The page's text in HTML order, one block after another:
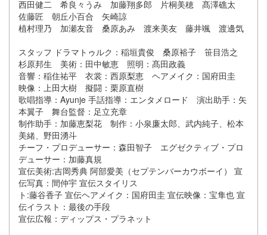
西田健二 希良々うみ 加藤翔多郎 片桐美穂 髙澤礁太
佐藤匠 朝丘小百合 矢崎諒
植村理乃 加瀬友音 桑原あみ 渡来美友 藤井颯 渡邊気
スタッフ ドラマトゥルク：稲垣貴俊 桑原裕子 笹目浩之
杉原邦生 美術：田中敏恵 照明：髙田政義
音響：稲住祐平 衣裳：西原梨恵 ヘアメイク：国府田圭
映像：上田大樹 擬闘：栗原直樹
歌唱指導：Ayunje 手話指導：エンタメロード 演出助手：矢
本翼子 舞台監督：足立充章
制作助手：加藤恵梨花 制作：小泉廉太郎、武内純子、松本
美緒、野田湧斗
チーフ・プロデューサー：森田智子 エグゼクティブ・プロ
デューサー：加藤真規
宣伝美術:吉岡秀典 阿部愛美（セプテンバーカウボーイ） 宣
伝写真：間仲宇 宣伝スタイリス
ト:藤谷香子 宣伝ヘアメイク：国府田圭 宣伝映像：宝隼也 宣
伝イラスト：最後の手段
宣伝広報：ディップス・プラネット